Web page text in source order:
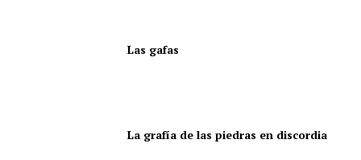
Las gafas
La grafía de las piedras en discordia